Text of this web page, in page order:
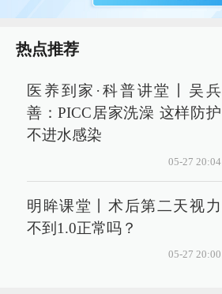
热点推荐
医养到家·科普讲堂丨吴兵
善：PICC居家洗澡 这样防护
不进水感染
05-27 20:04
明眸课堂丨术后第二天视力
不到1.0正常吗？
05-27 20:00